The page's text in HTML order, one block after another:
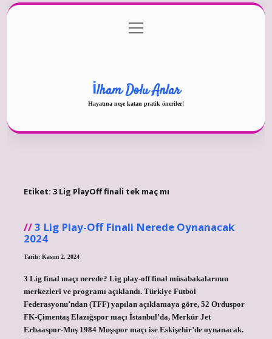
Gizlilik Politikası
menüyü
aç
İlham Dolu Anlar
Hayatına neşe katan pratik öneriler!
Etiket: 3 Lig PlayOff finali tek maç mı
3 Lig Play-Off Finali Nerede Oynanacak
2024
Tarih: Kasım 2, 2024
3 Lig final maçı nerede? Lig play-off final müsabakalarının
merkezleri ve programı açıklandı. Türkiye Futbol
Federasyonu’ndan (TFF) yapılan açıklamaya göre, 52 Orduspor
FK-Çimentaş Elazığspor maçı İstanbul’da, Merkür Jet
Erbaaspor-Muş 1984 Muşspor maçı ise Eskişehir’de oynanacak.